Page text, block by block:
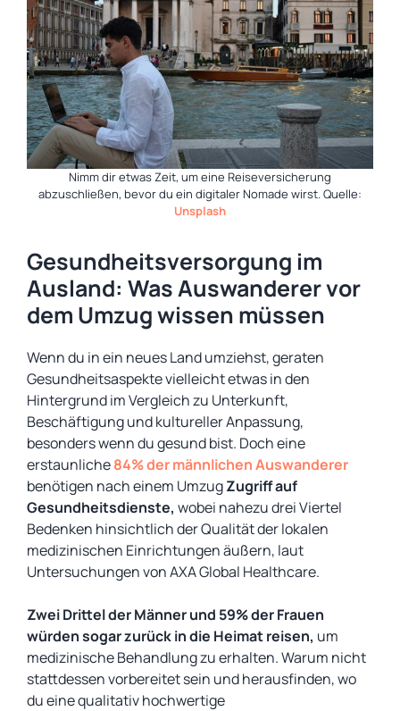
Nimm dir etwas Zeit, um eine Reiseversicherung
abzuschließen, bevor du ein digitaler Nomade wirst. Quelle:
Unsplash
Gesundheitsversorgung im
Ausland: Was Auswanderer vor
dem Umzug wissen müssen
Wenn du in ein neues Land umziehst, geraten
Gesundheitsaspekte vielleicht etwas in den
Hintergrund im Vergleich zu Unterkunft,
Beschäftigung und kultureller Anpassung,
besonders wenn du gesund bist. Doch eine
erstaunliche84% der männlichen Auswanderer
benötigen nach einem UmzugZugriff auf
Gesundheitsdienste, wobei nahezu drei Viertel
Bedenken hinsichtlich der Qualität der lokalen
medizinischen Einrichtungen äußern, laut
Untersuchungen von AXA Global Healthcare.
Zwei Drittel der Männer und 59% der Frauen
würden sogarzurück in die Heimat reisen, um
medizinische Behandlung zu erhalten. Warum nicht
stattdessen vorbereitet sein und herausfinden, wo
du eine qualitativ hochwertige